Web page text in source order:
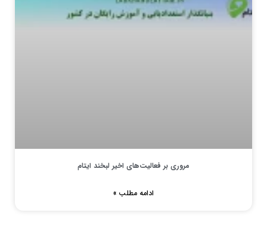
مروری بر فعالیت‌های اخیر لبخند ایتام
ادامه مطلب »